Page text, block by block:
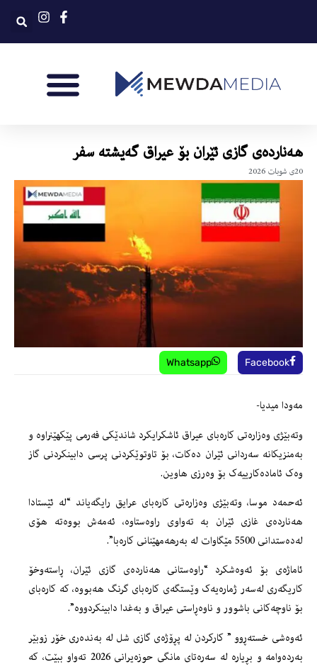
هەناردەی گازی ئێران بۆ عیراق گەیشتە سفر
20ی شوبات 2026
Facebook
Whatsapp
مەودا میدیا-
وتەبێژى وەزارەتی کارەبای عیراق ئاشکرایکرد شاندێکی فەرمی پێکهێنراوە و
بەمنزیکانە سەردانی ئێران دەکات، بۆ تاوتوێکردنی پرسی دابینکردنی گاز
وەک ئامادەکارییەک بۆ وەرزی هاوین.
ئەحمەد موسا، وتەبێژی وەزارەتی کارەبای عرایق رایگەیاند “لە ئێستادا
هەناردەی غازی ئێران بە تەواوی راوەستاوە، ئەمەش بووەتە هۆی
لەدەستدانی 5500 مێگاوات لە بەرهەمهێنانی کارەبا”.
ئاماژەی بۆ ئەوەشکرد “راوەستانی هەناردەی گازی ئێران، ڕاستەوخۆ
کاریگەری لەسەر ژمارەیەک وێستگەی کارەبای گرنگ هەبووە، کە کارەبای
بۆ ناوچەکانی باشوور و ناوەڕاستی عیراق و بەغدا دابینکردووە”.
ئەوەشی خستەڕوو ” کارکردن لە پڕۆژەی گازی شل لە بەندەری خۆر زوبێر
بەردەوامە و بڕیارە لە سەرەتای مانگی حوزەیرانی 2026 تەواو ببێت، کە